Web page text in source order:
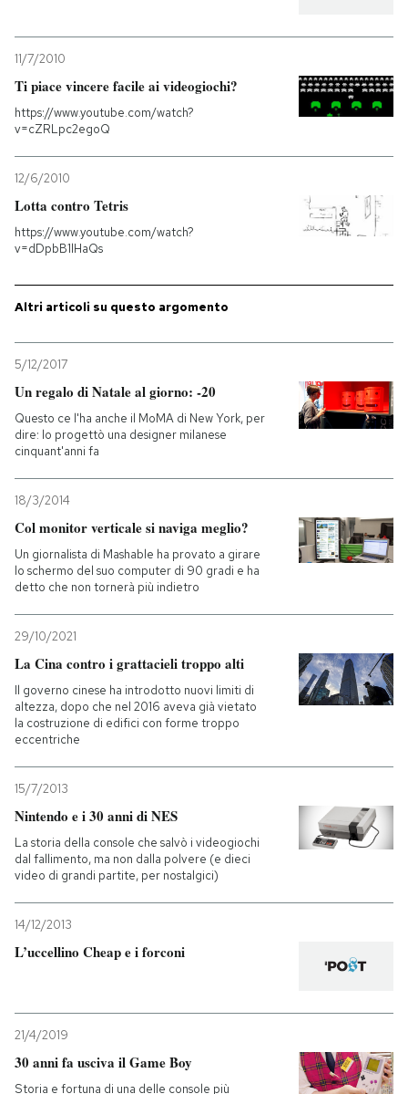
11/7/2010
Ti piace vincere facile ai videogiochi?
https://www.youtube.com/watch?
v=cZRLpc2egoQ
12/6/2010
Lotta contro Tetris
https://www.youtube.com/watch?
v=dDpbB1lHaQs
Altri articoli su questo argomento
5/12/2017
Un regalo di Natale al giorno: -20
Questo ce l'ha anche il MoMA di New York, per
dire: lo progettò una designer milanese
cinquant'anni fa
18/3/2014
Col monitor verticale si naviga meglio?
Un giornalista di Mashable ha provato a girare
lo schermo del suo computer di 90 gradi e ha
detto che non tornerà più indietro
29/10/2021
La Cina contro i grattacieli troppo alti
Il governo cinese ha introdotto nuovi limiti di
altezza, dopo che nel 2016 aveva già vietato
la costruzione di edifici con forme troppo
eccentriche
15/7/2013
Nintendo e i 30 anni di NES
La storia della console che salvò i videogiochi
dal fallimento, ma non dalla polvere (e dieci
video di grandi partite, per nostalgici)
14/12/2013
L’uccellino Cheap e i forconi
21/4/2019
30 anni fa usciva il Game Boy
Storia e fortuna di una delle console più